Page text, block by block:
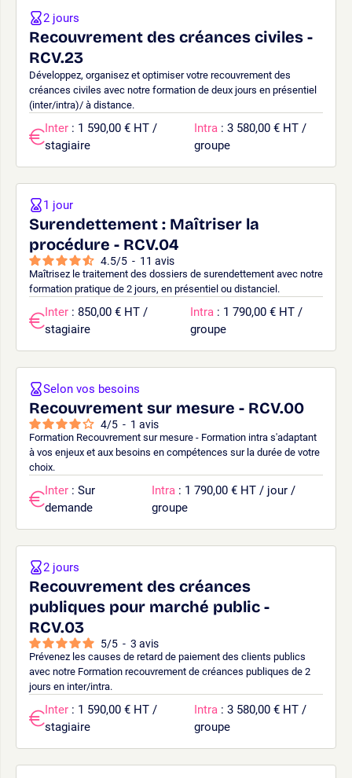
Recouvrement des créances civiles -
RCV.23
Développez, organisez et optimiser votre recouvrement des
créances civiles avec notre formation de deux jours en présentiel
(inter/intra)/ à distance.
2 jours
Inter : 1 590,00 € HT /
stagiaire
Intra : 3 580,00 € HT /
groupe
Surendettement : Maîtriser la
procédure - RCV.04
4.5/5 - 11 avis
Maîtrisez le traitement des dossiers de surendettement avec notre
formation pratique de 2 jours, en présentiel ou distanciel.
1 jour
Inter : 850,00 € HT /
stagiaire
Intra : 1 790,00 € HT /
groupe
Recouvrement sur mesure - RCV.00
4/5 - 1 avis
Formation Recouvrement sur mesure - Formation intra s'adaptant
à vos enjeux et aux besoins en compétences sur la durée de votre
choix.
Selon vos besoins
Inter : Sur
demande
Intra : 1 790,00 € HT / jour /
groupe
Recouvrement des créances
publiques pour marché public -
RCV.03
5/5 - 3 avis
Prévenez les causes de retard de paiement des clients publics
avec notre Formation recouvrement de créances publiques de 2
jours en inter/intra.
2 jours
Inter : 1 590,00 € HT /
stagiaire
Intra : 3 580,00 € HT /
groupe